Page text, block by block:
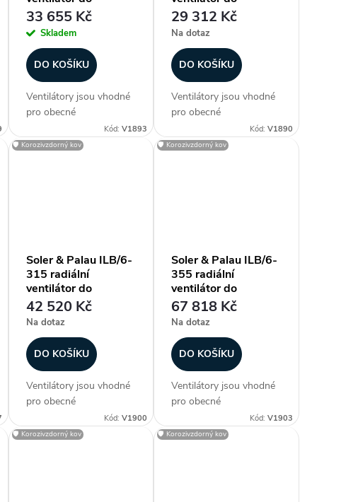
čtyřhranného potrubí
33 655 Kč
Skladem
DO KOŠÍKU
Ventilátory jsou vhodné
pro obecné
vzduchotechnické
aplikace, kde se s
Kód:V1893
čtyřhranného potrubí
29 312 Kč
Na dotaz
DO KOŠÍKU
Ventilátory jsou vhodné
pro obecné
vzduchotechnické
aplikace, kde se s
Kód: V1890
🛡️ Korozivzdorný kov
Soler & Palau ILB/6-
315 radiální
ventilátor do
čtyřhranného potrubí
42 520 Kč
Na dotaz
DO KOŠÍKU
Ventilátory jsou vhodné
pro obecné
vzduchotechnické
aplikace, kde se s
Kód:V1900
🛡️ Korozivzdorný kov
Soler & Palau ILB/6-
355 radiální
ventilátor do
čtyřhranného potrubí
67 818 Kč
Na dotaz
DO KOŠÍKU
Ventilátory jsou vhodné
pro obecné
vzduchotechnické
aplikace, kde se s
Kód: V1903
🛡️ Korozivzdorný kov 🛡️ Korozivzdorný kov